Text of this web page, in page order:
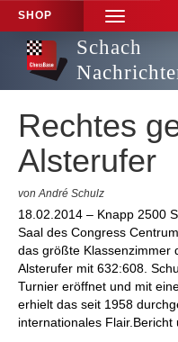
SHOP
TOGGLE
NAVIGATION
Schach
Rechtes
Alsterufer
von André Schulz
18.02.2014 – Knapp 2500
Saal des Congress
das größte Klassenzimmer
Alsterufer mit 632:608.
Turnier eröffnet und mit
erhielt das seit 1958
internationales Flair.Bericht